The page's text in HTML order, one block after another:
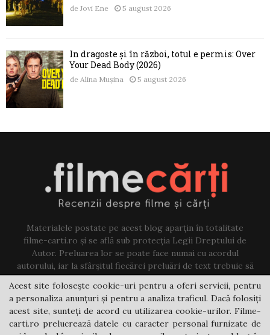
de Jovi Ene 5 august 2026
În dragoste și în război, totul e permis: Over
Your Dead Body (2026)
de Alina Mușina 5 august 2026
Materialele postate pe acest blog aparțin în totalitate
filme-carti.ro și se află sub protecția Legii Dreptului de
Autor. Preluarea lor se poate face numai cu acordul
autorului, iar la sfârșitul fiecărei preluări de text trebuie să
existe un link către acest blog.
Contact us:jovi@filme-carti.ro
Acest site folosește cookie-uri pentru a oferi servicii, pentru
a personaliza anunțuri și pentru a analiza traficul. Dacă folosiți
acest site, sunteți de acord cu utilizarea cookie-urilor. Filme-
carti.ro prelucrează datele cu caracter personal furnizate de